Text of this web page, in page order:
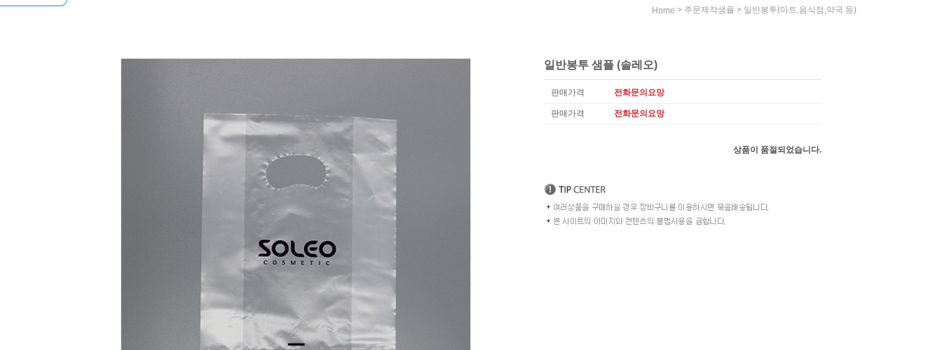
Home > 주문제작샘플 > 일반봉투(마트,음식점,약국 등)
일반봉투 샘플 (솔레오)
판매가격 전화문의요망
판매가격 전화문의요망
상품이 품절되었습니다.